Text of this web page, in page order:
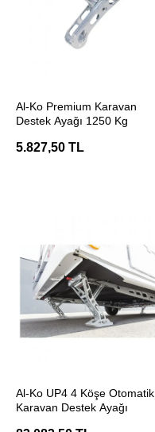
Al-Ko Premium Karavan
Destek Ayağı 1250 Kg
5.827,50 TL
Al-Ko UP4 4 Köşe Otomatik
Karavan Destek Ayağı